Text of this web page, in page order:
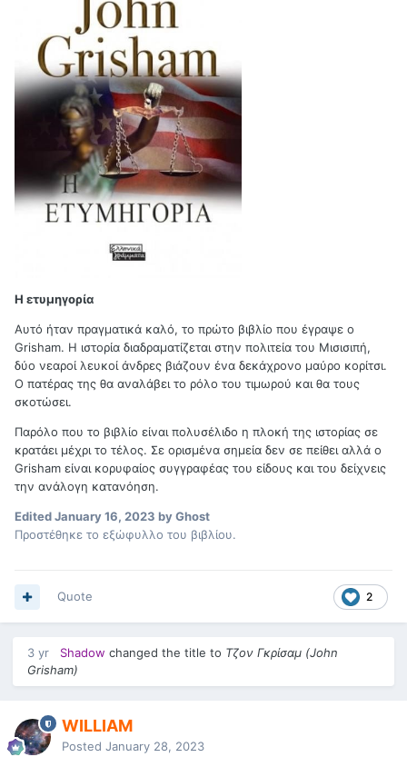
Η ετυμηγορία
Αυτό ήταν πραγματικά καλό, το πρώτο βιβλίο που έγραψε ο
Grisham. Η ιστορία διαδραματίζεται στην πολιτεία του Μισισιπή,
δύο νεαροί λευκοί άνδρες βιάζουν ένα δεκάχρονο μαύρο κορίτσι.
Ο πατέρας της θα αναλάβει το ρόλο του τιμωρού και θα τους
σκοτώσει.
Παρόλο που το βιβλίο είναι πολυσέλιδο η πλοκή της ιστορίας σε
κρατάει μέχρι το τέλος. Σε ορισμένα σημεία δεν σε πείθει αλλά ο
Grisham είναι κορυφαίος συγγραφέας του είδους και του δείχνεις
την ανάλογη κατανόηση.
EditedJanuary 16, 2023 by Ghost
Προστέθηκε το εξώφυλλο του βιβλίου.
2
Quote
3 yr Shadow changed the title to Τζον Γκρίσαμ (John
Grisham)
WILLIAM
Posted January 28, 2023